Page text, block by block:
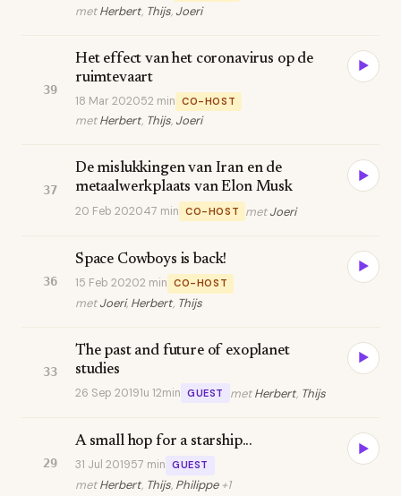
metHerbert, Thijs, Joeri
39
Het effect van het coronavirus op de
ruimtevaart
18 Mar 202052 min CO-HOST
metHerbert, Thijs, Joeri
▶
37
De mislukkingen van Iran en de
metaalwerkplaats van Elon Musk
20 Feb 202047 min CO-HOST metJoeri
▶
36
Space Cowboys is back!
15 Feb 20202 min CO-HOST
metJoeri, Herbert, Thijs
▶
33
The past and future of exoplanet
studies
26 Sep 20191u 12min GUEST metHerbert, Thijs
▶
29
A small hop for a starship...
31 Jul 201957 min GUEST
metHerbert, Thijs, Philippe+1
▶